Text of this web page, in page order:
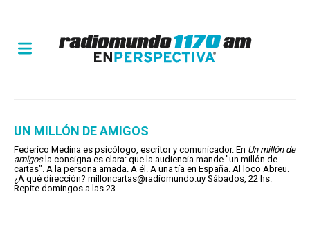
UN MILLÓN DE AMIGOS
Federico Medina es psicólogo, escritor y comunicador. En Un millón de
amigosla consigna es clara: que la audiencia mande "un millón de
cartas". A la persona amada. A él. A una tía en España. Al loco Abreu.
¿A qué dirección? milloncartas@radiomundo.uy Sábados, 22 hs.
Repite domingos a las 23.